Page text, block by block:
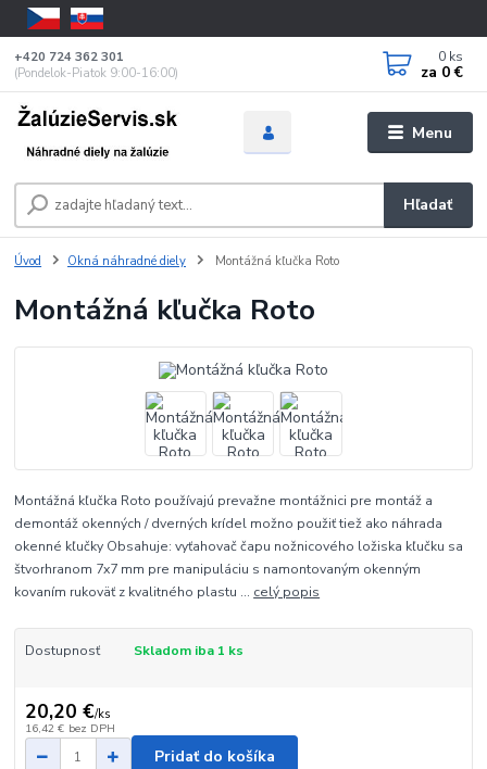
Menu
Hľadať
+420 724 362 301
(Pondelok-Piatok 9:00-16:00)
0 ks
za 0 €
Úvod Okná náhradné diely Montážná kľučka Roto
Montážná kľučka Roto
Montážná kľučka Roto používajú prevažne montážnici pre montáž a
demontáž okenných / dverných krídel možno použiť tiež ako náhrada
okenné kľučky Obsahuje: vyťahovač čapu nožnicového ložiska kľučku sa
štvorhranom 7x7 mm pre manipuláciu s namontovaným okenným
kovaním rukoväť z kvalitného plastu ... celý popis
Dostupnosť Skladom iba 1 ks
20,20 €/ks
16,42 € bez DPH
Pridať do košíka